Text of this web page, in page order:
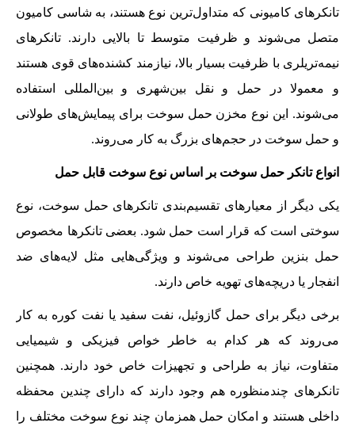
تانکرهای کامیونی که متداول‌ترین نوع هستند، به شاسی کامیون
متصل می‌شوند و ظرفیت متوسط تا بالایی دارند. تانکرهای
نیمه‌تریلری با ظرفیت بسیار بالا، نیازمند کشنده‌های قوی هستند
و معمولا در حمل و نقل بین‌شهری و بین‌المللی استفاده
می‌شوند. این نوع مخزن حمل سوخت برای پیمایش‌های طولانی
و حمل سوخت در حجم‌های بزرگ به کار می‌روند.
انواع تانکر حمل سوخت بر اساس نوع سوخت قابل حمل
یکی دیگر از معیارهای تقسیم‌بندی تانکرهای حمل سوخت، نوع
سوختی است که قرار است حمل شود. بعضی تانکرها مخصوص
حمل بنزین طراحی می‌شوند و ویژگی‌هایی مثل لایه‌های ضد
انفجار یا دریچه‌های تهویه خاص دارند.
برخی دیگر برای حمل گازوئیل، نفت سفید یا نفت کوره به کار
می‌روند که هر کدام به خاطر خواص فیزیکی و شیمیایی
متفاوت، نیاز به طراحی و تجهیزات خاص خود دارند. همچنین
تانکرهای چندمنظوره هم وجود دارند که دارای چندین محفظه
داخلی هستند و امکان حمل همزمان چند نوع سوخت مختلف را